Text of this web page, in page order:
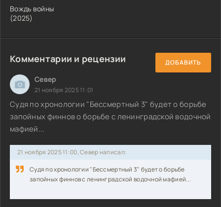
Вождь войны
(2025)
Комментарии и рецензии ДОБАВИТЬ
Север
21 ноября 2025 11:01
Судя по хронологии "Бессмертный 3" будет о борьбе
запойных финнов о борьбе с ленинградской водочной
мафией...
21 ноября 2025 11:00, Север написал:
Судя по хронологии "Бессмертный 3" будет о борьбе
запойных финнов с ленинградской водочной мафией...